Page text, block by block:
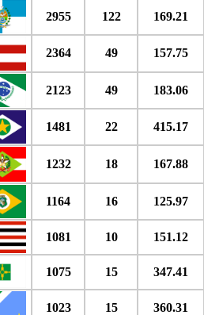
2955 122 169.21
2364 49 157.75
2123 49 183.06
1481 22 415.17
1232 18 167.88
1164 16 125.97
1081 10 151.12
1075 15 347.41
1023 15 360.31